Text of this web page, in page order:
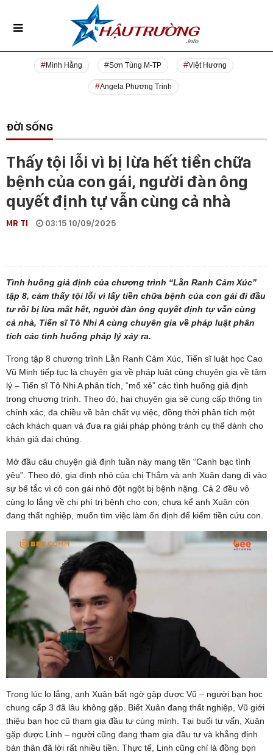
Minh Hằng Sơn Tùng M-TP Việt Hương
Angela Phương Trinh
ĐỜI SỐNG
Thấy tội lỗi vì bị lừa hết tiền chữa
bệnh của con gái, người đàn ông
quyết định tự vẫn cùng cả nhà
MR TI 03:15 10/09/2025
Tình huống giả định của chương trình “Lằn Ranh Cảm Xúc”
tập 8, cảm thấy tội lỗi vì lấy tiền chữa bệnh của con gái đi đầu
tư rồi bị lừa mất hết, người đàn ông quyết định tự vẫn cùng
cả nhà, Tiến sĩ Tô Nhi A cùng chuyên gia về pháp luật phân
tích các tình huống pháp lý xảy ra.
Trong tập 8 chương trình Lằn Ranh Cảm Xúc, Tiến sĩ luật học Cao
Vũ Minh tiếp tục là chuyên gia về pháp luật cùng chuyên gia về tâm
lý – Tiến sĩ Tô Nhi A phân tích, “mổ xẻ” các tình huống giả định
trong chương trình. Theo đó, hai chuyên gia sẽ cung cấp thông tin
chính xác, đa chiều về bản chất vụ việc, đồng thời phân tích một
cách khách quan và đưa ra giải pháp phòng tránh cụ thể dành cho
khán giả đại chúng.
Mở đầu câu chuyện giả định tuần này mang tên “Canh bạc tình
yêu”. Theo đó, gia đình nhỏ của chị Thắm và anh Xuân đang đi vào
sự bế tắc vì cô con gái nhỏ đột ngột bị bệnh nặng. Cả 2 đều vô
cùng lo lắng về chi phí trị bệnh cho con, chưa kể anh Xuân còn
đang thất nghiệp, muốn tìm việc làm ổn định để kiếm tiền cứu con.
Trong lúc lo lắng, anh Xuân bất ngờ gặp được Vũ – người bạn học
chung cấp 3 đã lâu không gặp. Biết Xuân đang thất nghiệp, Vũ giới
thiệu bạn học cũ tham gia đầu tư cùng mình. Tại buổi tư vấn, Xuân
gặp được Linh – người cũng đang tham gia đầu tư và khẳng định
bản thân đã lời rất nhiều tiền. Thực tế, Linh cũng chỉ là đồng bọn